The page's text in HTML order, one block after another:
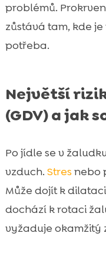
problémů.
zůstává tam, kde
potřeba.
Největší
(GDV) a jak
Po jídle se v
vzduch. Stres nebo
Může dojít k
dochází k rotaci
vyžaduje okamžitý